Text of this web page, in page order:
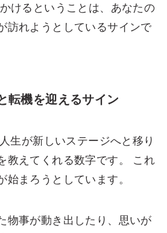
けるということは、あなたの
訪れようとしているサインで
転機を迎えるサイン
生が新しいステージへと移り
教えてくれる数字です。 これ
始まろうとしています。
物事が動き出したり、思いが